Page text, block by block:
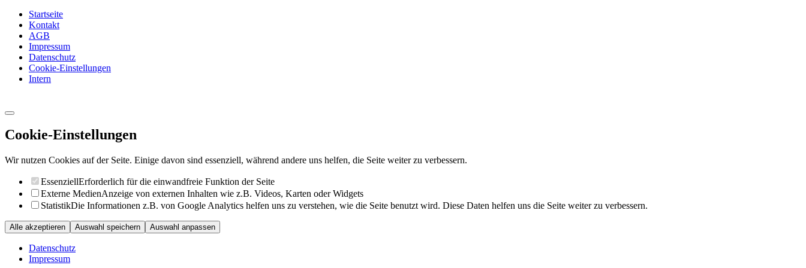
Startseite
Kontakt
AGB
Impressum
Datenschutz
Cookie-Einstellungen
Intern
Cookie-Einstellungen
Wir nutzen Cookies auf der Seite. Einige davon sind essenziell, während andere uns helfen, die Seite weiter zu verbessern.
EssenziellErforderlich für die einwandfreie Funktion der Seite
Externe MedienAnzeige von externen Inhalten wie z.B. Videos, Karten oder Widgets
StatistikDie Informationen z.B. von Google Analytics helfen uns zu verstehen, wie die Seite benutzt wird. Diese Daten helfen uns die Seite weiter zu verbessern.
Alle akzeptieren Auswahl speichern Auswahl anpassen
Datenschutz
Impressum